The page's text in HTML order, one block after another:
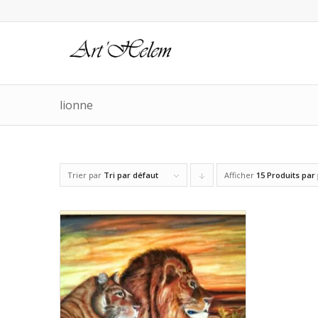
lionne
Trier par Tri par défaut Cliquer
trier
les
produits
en
ordre
Afficher 15 Produits par